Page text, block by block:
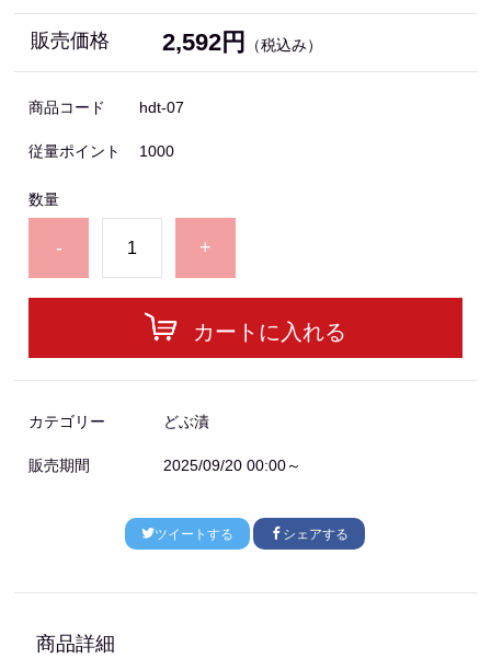
販売価格 2,592円 （税込み）
商品コード hdt-07
従量ポイント 1000
数量
- +
カートに入れる
カテゴリー どぶ漬
販売期間 2025/09/20 00:00～
ツイートする シェアする
商品詳細